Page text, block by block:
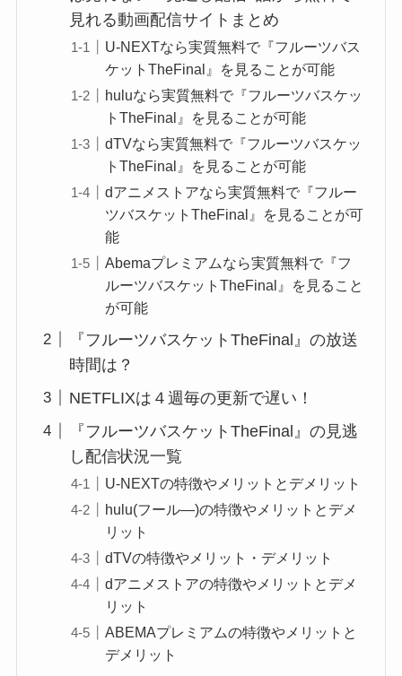
見れる動画配信サイトまとめ
U-NEXTなら実質無料で『フルーツバス
ケットTheFinal』を見ることが可能
huluなら実質無料で『フルーツバスケッ
トTheFinal』を見ることが可能
dTVなら実質無料で『フルーツバスケッ
トTheFinal』を見ることが可能
dアニメストアなら実質無料で『フルー
ツバスケットTheFinal』を見ることが可
能
Abemaプレミアムなら実質無料で『フ
ルーツバスケットTheFinal』を見ること
が可能
『フルーツバスケットTheFinal』の放送
時間は？
NETFLIXは４週毎の更新で遅い！
『フルーツバスケットTheFinal』の見逃
し配信状況一覧
U-NEXTの特徴やメリットとデメリット
hulu(フール―)の特徴やメリットとデメ
リット
dTVの特徴やメリット・デメリット
dアニメストアの特徴やメリットとデメ
リット
ABEMAプレミアムの特徴やメリットと
デメリット